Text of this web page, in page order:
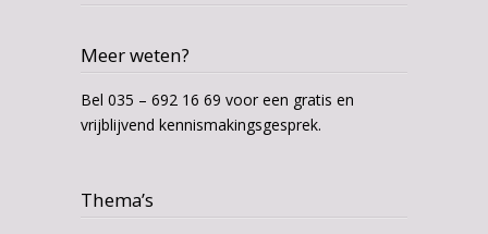
Meer weten?
Bel 035 – 692 16 69 voor een gratis en
vrijblijvend kennismakingsgesprek.
Thema’s